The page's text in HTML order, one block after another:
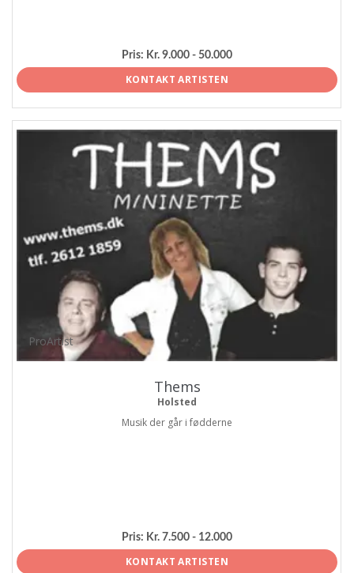
Pris: Kr. 9.000 - 50.000
KONTAKT ARTISTEN
ProArtist
Thems
Holsted
Musik der går i fødderne
Pris: Kr. 7.500 - 12.000
KONTAKT ARTISTEN